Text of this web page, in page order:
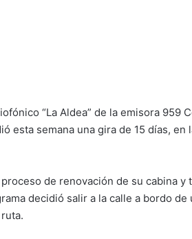
“La Aldea” de la emisora 959
esta semana una gira de 15 días,
de renovación de su cabina
decidió salir a la calle a bordo